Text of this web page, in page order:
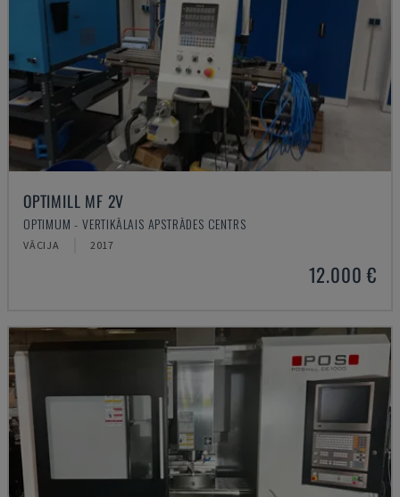
OPTIMILL MF 2V
OPTIMUM - VERTIKĀLAIS APSTRĀDES CENTRS
VĀCIJA 2017
12.000 €